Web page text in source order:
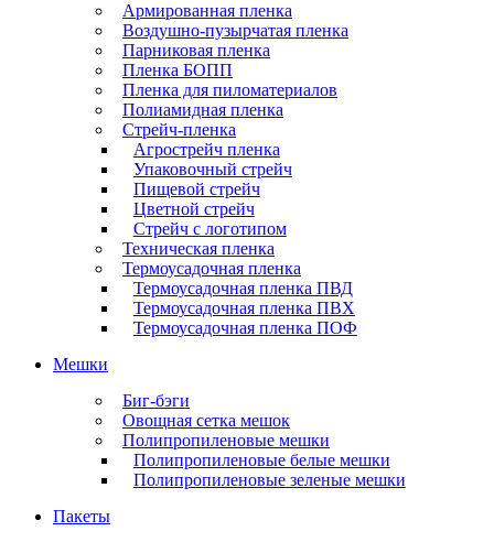
Армированная пленка
Воздушно-пузырчатая пленка
Парниковая пленка
Пленка БОПП
Пленка для пиломатериалов
Полиамидная пленка
Стрейч-пленка
Агрострейч пленка
Упаковочный стрейч
Пищевой стрейч
Цветной стрейч
Стрейч с логотипом
Техническая пленка
Термоусадочная пленка
Термоусадочная пленка ПВД
Термоусадочная пленка ПВХ
Термоусадочная пленка ПОФ
Мешки
Биг-бэги
Овощная сетка мешок
Полипропиленовые мешки
Полипропиленовые белые мешки
Полипропиленовые зеленые мешки
Пакеты